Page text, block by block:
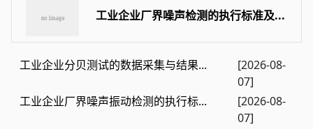
工业企业厂界噪声检测的执行标准及...
工业企业分贝测试的数据采集与结果...
[2026-08-
07]
工业企业厂界噪声振动检测的执行标...
[2026-08-
07]